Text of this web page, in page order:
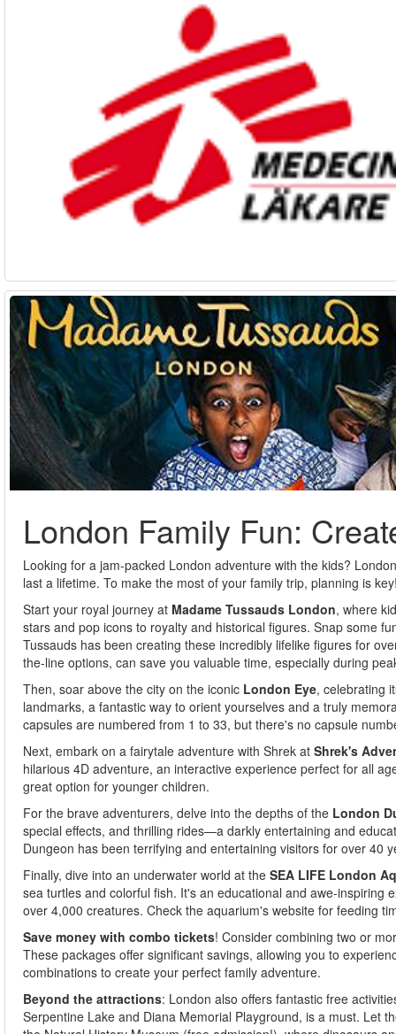
London Family Fun:
Looking for a jam-packed London adventure with the kids?
last a lifetime. To make the most of your family trip, planning is
Start your royal journey at Madame Tussauds London, where
stars and pop icons to royalty and historical figures. Snap some
Tussauds has been creating these incredibly lifelike figures for
the-line options, can save you valuable time, especially during
Then, soar above the city on the iconic London Eye, celebrating
landmarks, a fantastic way to orient yourselves and a truly
capsules are numbered from 1 to 33, but there's no capsule
Next, embark on a fairytale adventure with Shrek at Shrek's
hilarious 4D adventure, an interactive experience perfect for all
great option for younger children.
For the brave adventurers, delve into the depths of the London
special effects, and thrilling rides—a darkly entertaining and
Dungeon has been terrifying and entertaining visitors for over 40
Finally, dive into an underwater world at the SEA LIFE London
sea turtles and colorful fish. It's an educational and awe-inspiring
over 4,000 creatures. Check the aquarium's website for feeding
Save money with combo tickets! Consider combining two or
These packages offer significant savings, allowing you to
combinations to create your perfect family adventure.
Beyond the attractions: London also offers fantastic free
Serpentine Lake and Diana Memorial Playground, is a must. Let